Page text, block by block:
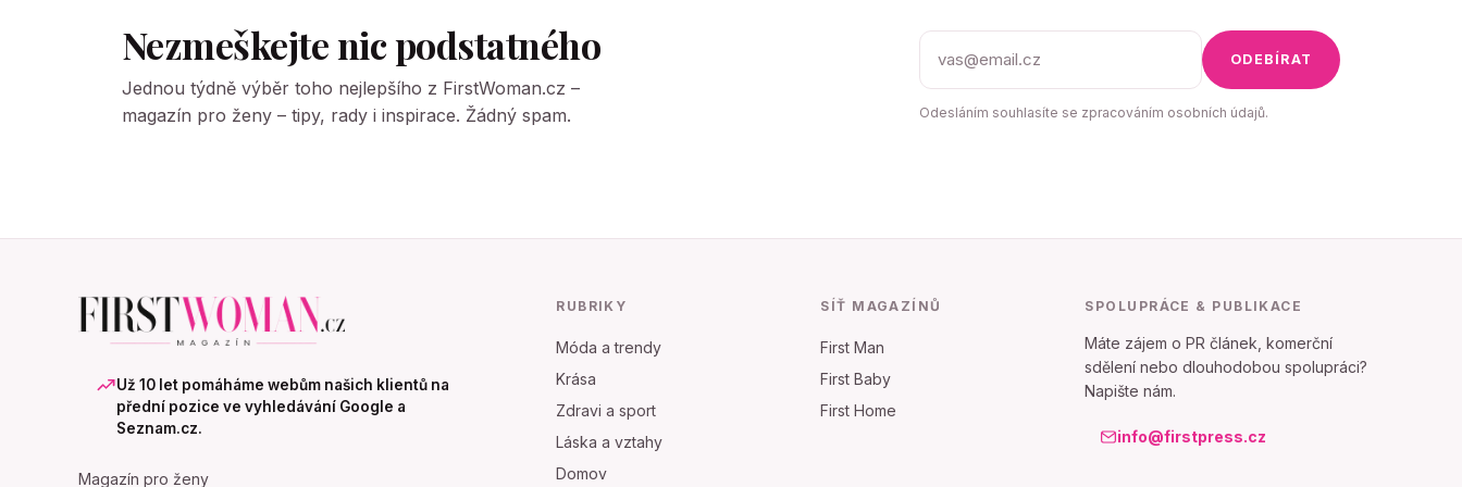
Nezmeškejte nic podstatného
Jednou týdně výběr toho nejlepšího z FirstWoman.cz –
magazín pro ženy – tipy, rady i inspirace. Žádný spam.
ODEBÍRAT
Odesláním souhlasíte se zpracováním osobních údajů.
Už 10 let pomáháme webům našich klientů na
přední pozice ve vyhledávání Google a
Seznam.cz.
Magazín pro ženy
RUBRIKY
Móda a trendy
Krása
Zdravi a sport
Láska a vztahy
Domov
SÍŤ MAGAZÍNŮ
First Man
First Baby
First Home
SPOLUPRÁCE & PUBLIKACE
Máte zájem o PR článek, komerční
sdělení nebo dlouhodobou spolupráci?
Napište nám.
info@firstpress.cz